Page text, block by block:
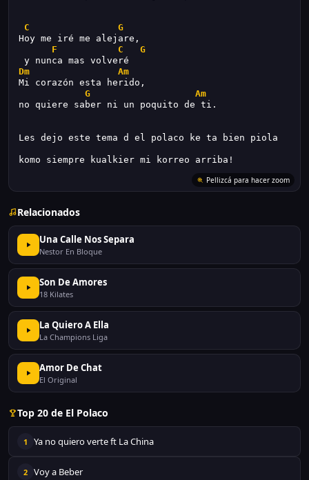
C
G
Hoy me iré me alejare,
F
C
G
y nunca mas volveré
Dm
Am
Mi corazón esta herido,
G
Am
no quiere saber ni un poquito de ti.
Les dejo este tema d el polaco ke ta bien piola
komo siempre kualkier mi korreo arriba!
Pellizcá para hacer zoom
Relacionados
Una Calle Nos Separa
Nestor En Bloque
Son De Amores
18 Kilates
La Quiero A Ella
La Champions Liga
Amor De Chat
El Original
Top 20 de El Polaco
1 Ya no quiero verte ft La China
2 Voy a Beber